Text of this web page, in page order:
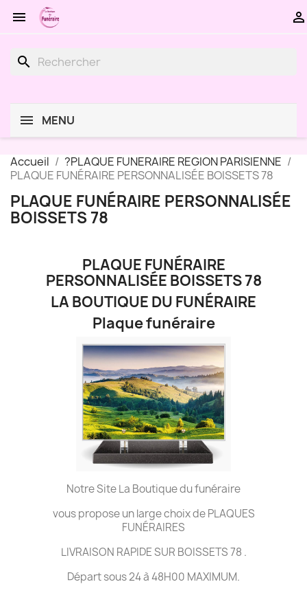
 
search
MENU
Accueil
?PLAQUE FUNERAIRE REGION PARISIENNE
PLAQUE FUNÉRAIRE PERSONNALISÉE BOISSETS 78
PLAQUE FUNÉRAIRE PERSONNALISÉE
BOISSETS 78
PLAQUE FUNÉRAIRE
PERSONNALISÉE BOISSETS 78
LA BOUTIQUE DU FUNÉRAIRE
Plaque funéraire
Notre Site La Boutique du funéraire
vous propose un large choix de PLAQUES
FUNÉRAIRES
LIVRAISON RAPIDE SUR BOISSETS 78 .
Départ sous 24 à 48H00 MAXIMUM.